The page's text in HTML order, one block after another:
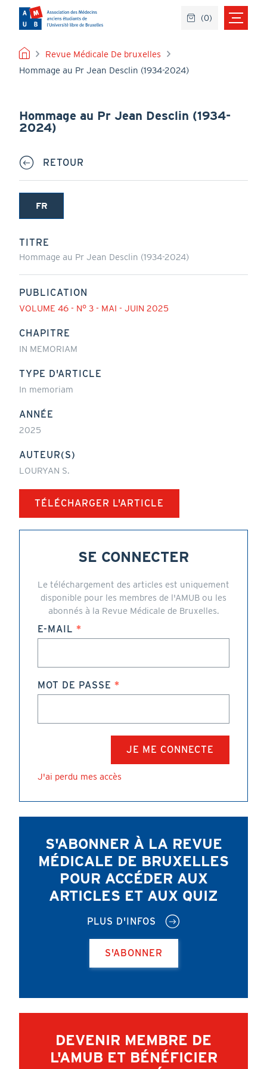
contenu
principal
FIL
D'ARIANE
Revue Médicale De bruxelles
Hommage au Pr Jean Desclin (1934-2024)
Hommage au Pr Jean Desclin (1934-
2024)
RETOUR
FR
(onglet
TITRE
Hommage au Pr Jean Desclin (1934-2024)
PUBLICATION
VOLUME 46 - N° 3 - MAI - JUIN 2025
CHAPITRE
IN MEMORIAM
TYPE D'ARTICLE
In memoriam
ANNÉE
2025
AUTEUR(S)
LOURYAN S.
TÉLÉCHARGER L'ARTICLE
SE CONNECTER
Le téléchargement des articles est uniquement
disponible pour les membres de l'AMUB ou les
abonnés à la Revue Médicale de Bruxelles.
E-MAIL
MOT DE PASSE
J'ai perdu mes accès
S'ABONNER À LA REVUE
MÉDICALE DE BRUXELLES
POUR ACCÉDER AUX
ARTICLES ET AUX QUIZ
PLUS D'INFOS
S'ABONNER
DEVENIR MEMBRE DE
L'AMUB ET BÉNÉFICIER
(0)